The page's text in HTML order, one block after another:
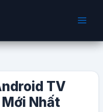
TV
Nhất